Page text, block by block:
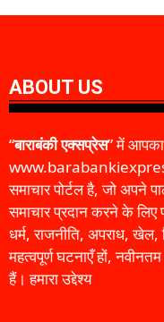
ABOUT US
“बाराबंकी एक्सप्रेस” में
समाचार पोर्टल है, जो अपने
समाचार प्रदान करने के लिए
धर्म, राजनीति, अपराध,
महत्वपूर्ण घटनाएँ हों,
हैं। हमारा उद्देश्य